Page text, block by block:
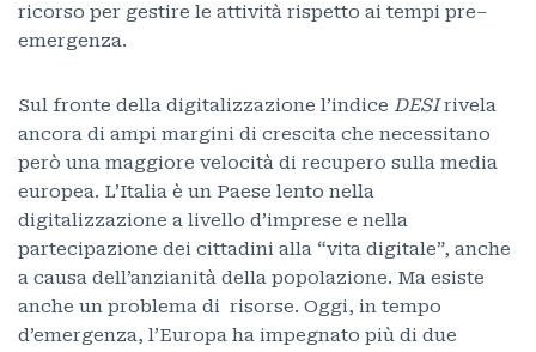
ricorso per gestire le attività rispetto ai tempi pre–
emergenza.
Sul fronte della digitalizzazione l’indice DESIrivela
ancora di ampi margini di crescita che necessitano
però una maggiore velocità di recupero sulla media
europea. L’Italia è un Paese lento nella
digitalizzazione a livello d’imprese e nella
partecipazione dei cittadini alla “vita digitale”, anche
a causa dell’anzianità della popolazione. Ma esiste
anche un problema di risorse. Oggi, in tempo
d’emergenza, l’Europa ha impegnato più di due